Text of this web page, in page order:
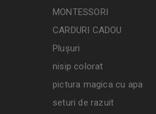
MONTESSORI
CARDURI CADOU
Plușuri
nisip colorat
pictura magica cu apa
seturi de razuit